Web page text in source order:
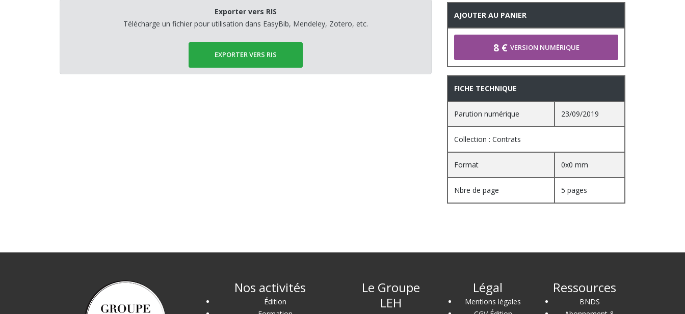
Exporter vers RIS
Télécharge un fichier pour utilisation dans EasyBib, Mendeley, Zotero, etc.
EXPORTER VERS RIS
AJOUTER AU PANIER
8 € VERSION NUMÉRIQUE
FICHE TECHNIQUE
Parution numérique 23/09/2019
Collection : Contrats
Format 0x0 mm
Nbre de page 5 pages
Nos activités
Édition
Le Groupe
LEH
Légal
Mentions légales
Ressources
BNDS